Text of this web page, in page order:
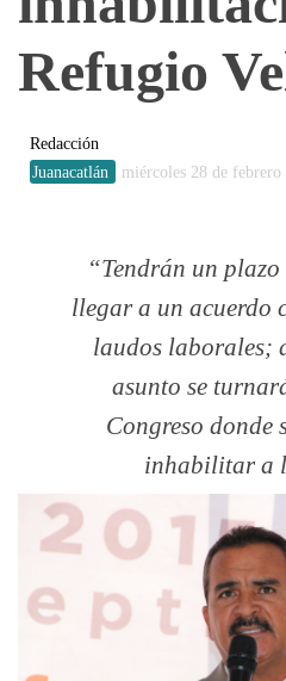
Refugio
Redacción
Juanacatlán
miércoles 28 de febrero
Tendrán un
llegar a un acuerdo
laudos laborales;
asunto se
Congreso donde
inhabilitar a